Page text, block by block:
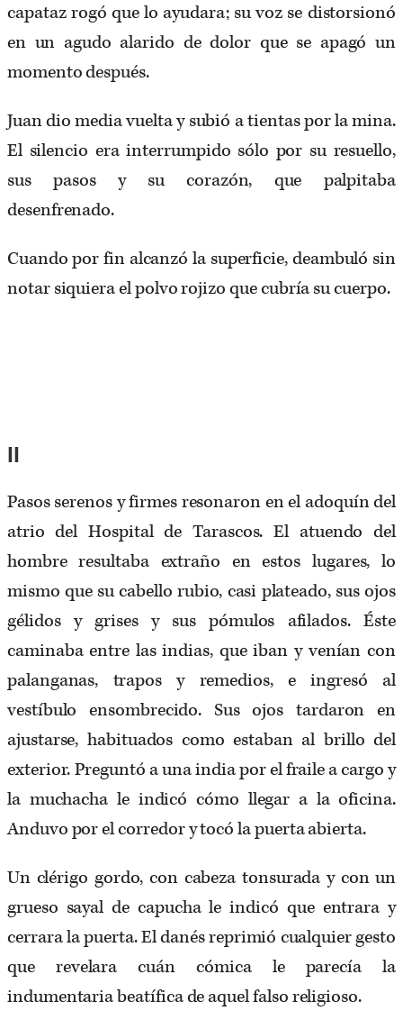
capataz rogó que lo ayudara; su voz se distorsionó
en un agudo alarido de dolor que se apagó un
momento después.
Juan dio media vuelta y subió a tientas por la mina.
El silencio era interrumpido sólo por su resuello,
sus pasos y su corazón, que palpitaba
desenfrenado.
Cuando por fin alcanzó la superficie, deambuló sin
notar siquiera el polvo rojizo que cubría su cuerpo.
Pasos serenos y firmes resonaron en el adoquín del
atrio del Hospital de Tarascos. El atuendo del
hombre resultaba extraño en estos lugares, lo
mismo que su cabello rubio, casi plateado, sus ojos
gélidos y grises y sus pómulos afilados. Éste
caminaba entre las indias, que iban y venían con
palanganas, trapos y remedios, e ingresó al
vestíbulo ensombrecido. Sus ojos tardaron en
ajustarse, habituados como estaban al brillo del
exterior. Preguntó a una india por el fraile a cargo y
la muchacha le indicó cómo llegar a la oficina.
Anduvo por el corredor y tocó la puerta abierta.
Un clérigo gordo, con cabeza tonsurada y con un
grueso sayal de capucha le indicó que entrara y
cerrara la puerta. El danés reprimió cualquier gesto
que revelara cuán cómica le parecía la
indumentaria beatífica de aquel falso religioso.